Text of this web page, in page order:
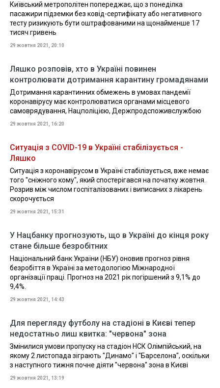
Київський метрополітен попереджає, що з понеділка
пасажири підземки без ковід-сертифікату або негативного
тесту ризикують бути оштрафованими на щонайменше 17
тисяч гривень
29 жовтня 2021, 20:10
Ляшко розповів, хто в Україні повинен
контролювати дотримання карантину громадянами
Дотримання карантинних обмежень в умовах пандемії
коронавірусу має контролюватися органами місцевого
самоврядування, Нацполіцією, Держпродспоживслужбою
29 жовтня 2021, 16:20
Ситуація з COVID-19 в Україні стабілізується -
Ляшко
Ситуація з коронавірусом в Україні стабілізується, вже немає
того "сніжного кому", який спостерігався на початку жовтня.
Розрив між числом госпіталізованих і виписаних з лікарень
скорочується
29 жовтня 2021, 15:31
У Нацбанку прогнозують, що в Україні до кінця року
стане більше безробітних
Національний банк України (НБУ) оновив прогноз рівня
безробіття в Україні за методологією Міжнародної
організації праці. Прогноз на 2021 рік погіршений з 9,1% до
9,4%.
29 жовтня 2021, 14:43
Для перегляду футболу на стадіоні в Києві тепер
недостатньо лиш квитка: "червона" зона
Змінилися умови пропуску на стадіон НСК Олімпійський, на
якому 2 листопада зіграють "Динамо" і "Барселона", оскільки
з наступного тижня почне діяти "червона" зона в Києві
29 жовтня 2021, 13:19